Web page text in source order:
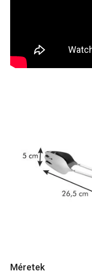
Méretek